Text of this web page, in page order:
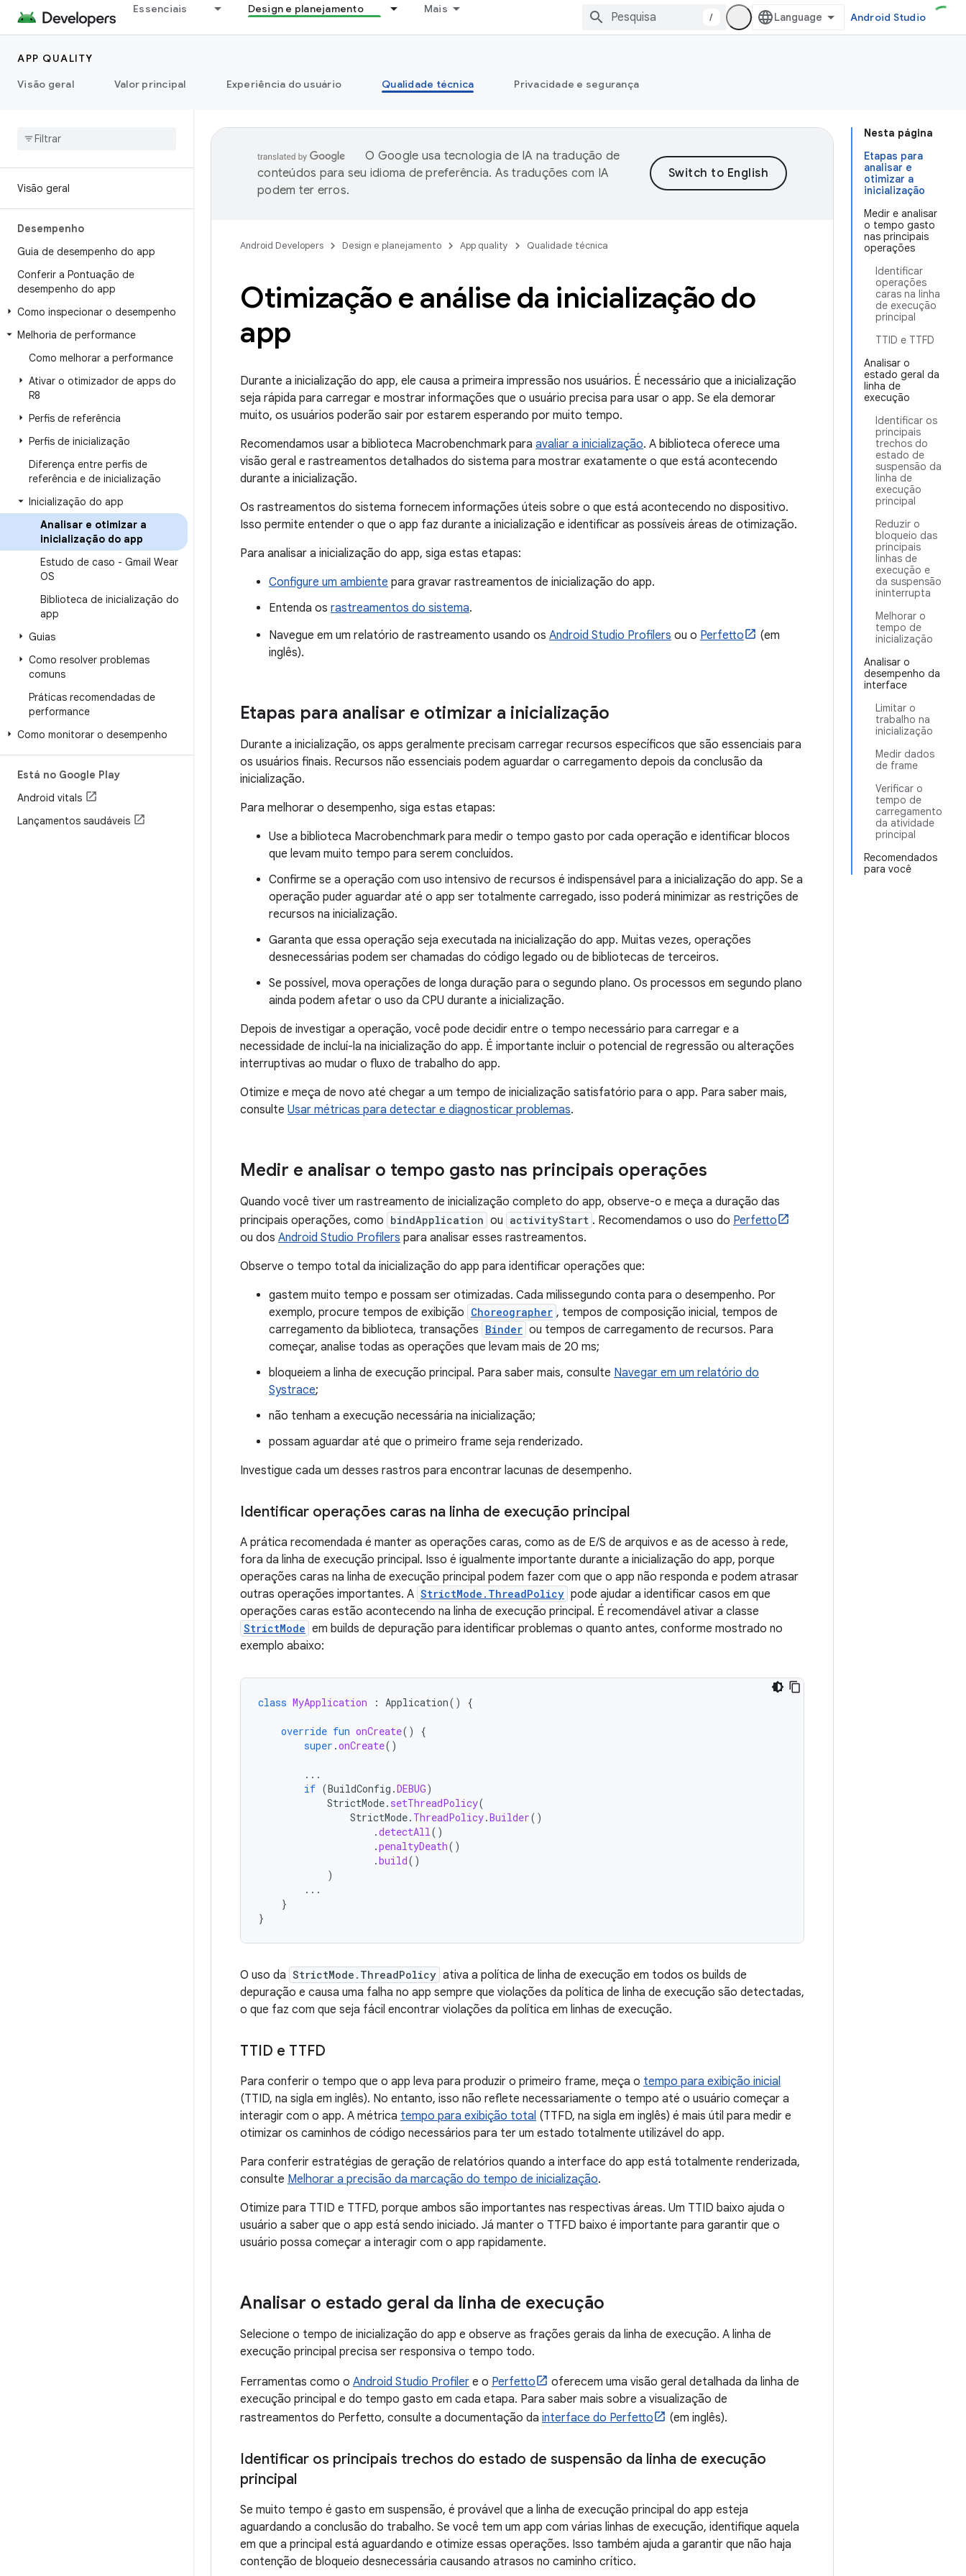
Essenciais Design e planejamento Mais
/ Android Studio
APP QUALITY
Visão geral
Valor principal Experiência do usuário Qualidade técnica Privacidade e segurança
Visão geral
Desempenho
Guia de desempenho do app
Conferir a Pontuação de
desempenho do app
Como inspecionar o desempenho
Melhoria de performance
Como melhorar a performance
Ativar o otimizador de apps do
R8
Perfis de referência
Perfis de inicialização
Diferença entre perfis de
referência e de inicialização
Inicialização do app
Analisar e otimizar a
inicialização do app
Estudo de caso - Gmail Wear
OS
Biblioteca de inicialização do
app
Guias
Como resolver problemas
comuns
Práticas recomendadas de
performance
Como monitorar o desempenho
Está no Google Play
Android vitals
Lançamentos saudáveis
Nesta página
Etapas para
analisar e
otimizar a
inicialização
Medir e analisar
o tempo gasto
nas principais
operações
Identificar
operações
caras na linha
de execução
principal
TTID e TTFD
Analisar o
estado geral da
linha de
execução
Identificar os
principais
trechos do
estado de
suspensão da
linha de
execução
principal
Reduzir o
bloqueio das
principais
linhas de
execução e
da suspensão
ininterrupta
Melhorar o
tempo de
inicialização
Analisar o
desempenho da
interface
Limitar o
trabalho na
inicialização
Medir dados
de frame
Verificar o
tempo de
carregamento
da atividade
principal
Recomendados
para você
O Google usa tecnologia de IA na tradução de
conteúdos para seu idioma de preferência. As traduções com IA
podem ter erros.
Android Developers Design e planejamento App quality Qualidade técnica
Otimização e análise da inicialização do
app
Durante a inicialização do app, ele causa a primeira impressão nos usuários. É necessário que a inicialização
seja rápida para carregar e mostrar informações que o usuário precisa para usar o app. Se ela demorar
muito, os usuários poderão sair por estarem esperando por muito tempo.
Recomendamos usar a biblioteca Macrobenchmark para avaliar a inicialização. A biblioteca oferece uma
visão geral e rastreamentos detalhados do sistema para mostrar exatamente o que está acontecendo
durante a inicialização.
Os rastreamentos do sistema fornecem informações úteis sobre o que está acontecendo no dispositivo.
Isso permite entender o que o app faz durante a inicialização e identificar as possíveis áreas de otimização.
Para analisar a inicialização do app, siga estas etapas:
Configure um ambiente para gravar rastreamentos de inicialização do app.
Entenda os rastreamentos do sistema.
Navegue em um relatório de rastreamento usando os Android Studio Profilers ou o Perfetto
(em
inglês).
Etapas para analisar e otimizar a inicialização
Durante a inicialização, os apps geralmente precisam carregar recursos específicos que são essenciais para
os usuários finais. Recursos não essenciais podem aguardar o carregamento depois da conclusão da
inicialização.
Para melhorar o desempenho, siga estas etapas:
Use a biblioteca Macrobenchmark para medir o tempo gasto por cada operação e identificar blocos
que levam muito tempo para serem concluídos.
Confirme se a operação com uso intensivo de recursos é indispensável para a inicialização do app. Se a
operação puder aguardar até o app ser totalmente carregado, isso poderá minimizar as restrições de
recursos na inicialização.
Garanta que essa operação seja executada na inicialização do app. Muitas vezes, operações
desnecessárias podem ser chamadas do código legado ou de bibliotecas de terceiros.
Se possível, mova operações de longa duração para o segundo plano. Os processos em segundo plano
ainda podem afetar o uso da CPU durante a inicialização.
Depois de investigar a operação, você pode decidir entre o tempo necessário para carregar e a
necessidade de incluí-la na inicialização do app. É importante incluir o potencial de regressão ou alterações
interruptivas ao mudar o fluxo de trabalho do app.
Otimize e meça de novo até chegar a um tempo de inicialização satisfatório para o app. Para saber mais,
consulte Usar métricas para detectar e diagnosticar problemas.
Medir e analisar o tempo gasto nas principais operações
Quando você tiver um rastreamento de inicialização completo do app, observe-o e meça a duração das
principais operações, como bindApplication ou activityStart . Recomendamos o uso do Perfetto
ou dos Android Studio Profilers para analisar esses rastreamentos.
Observe o tempo total da inicialização do app para identificar operações que:
gastem muito tempo e possam ser otimizadas. Cada milissegundo conta para o desempenho. Por
exemplo, procure tempos de exibição Choreographer , tempos de composição inicial, tempos de
carregamento da biblioteca, transações Binder ou tempos de carregamento de recursos. Para
começar, analise todas as operações que levam mais de 20 ms;
bloqueiem a linha de execução principal. Para saber mais, consulte Navegar em um relatório do
Systrace;
não tenham a execução necessária na inicialização;
possam aguardar até que o primeiro frame seja renderizado.
Investigue cada um desses rastros para encontrar lacunas de desempenho.
Identificar operações caras na linha de execução principal
A prática recomendada é manter as operações caras, como as de E/S de arquivos e as de acesso à rede,
fora da linha de execução principal. Isso é igualmente importante durante a inicialização do app, porque
operações caras na linha de execução principal podem fazer com que o app não responda e podem atrasar
outras operações importantes. A StrictMode.ThreadPolicy pode ajudar a identificar casos em que
operações caras estão acontecendo na linha de execução principal. É recomendável ativar a classe
StrictMode em builds de depuração para identificar problemas o quanto antes, conforme mostrado no
exemplo abaixo:
class MyApplication : Application() {
override fun onCreate()
{
super .onCreate()
...
if (BuildConfig .DEBUG)
StrictMode. setThreadPolicy(
StrictMode. ThreadPolicy.Builder()
.detectAll()
.penaltyDeath()
.build()
)
...
}
}
O uso da StrictMode.ThreadPolicy ativa a política de linha de execução em todos os builds de
depuração e causa uma falha no app sempre que violações da política de linha de execução são detectadas,
o que faz com que seja fácil encontrar violações da política em linhas de execução.
TTID e TTFD
Para conferir o tempo que o app leva para produzir o primeiro frame, meça o tempo para exibição inicial
(TTID, na sigla em inglês). No entanto, isso não reflete necessariamente o tempo até o usuário começar a
interagir com o app. A métrica tempo para exibição total (TTFD, na sigla em inglês) é mais útil para medir e
otimizar os caminhos de código necessários para ter um estado totalmente utilizável do app.
Para conferir estratégias de geração de relatórios quando a interface do app está totalmente renderizada,
consulte Melhorar a precisão da marcação do tempo de inicialização.
Otimize para TTID e TTFD, porque ambos são importantes nas respectivas áreas. Um TTID baixo ajuda o
usuário a saber que o app está sendo iniciado. Já manter o TTFD baixo é importante para garantir que o
usuário possa começar a interagir com o app rapidamente.
Analisar o estado geral da linha de execução
Selecione o tempo de inicialização do app e observe as frações gerais da linha de execução. A linha de
execução principal precisa ser responsiva o tempo todo.
Ferramentas como o Android Studio Profiler e o Perfetto
oferecem uma visão geral detalhada da linha de
execução principal e do tempo gasto em cada etapa. Para saber mais sobre a visualização de
rastreamentos do Perfetto, consulte a documentação da interface do Perfetto (em inglês).
Identificar os principais trechos do estado de suspensão da linha de execução
principal
Se muito tempo é gasto em suspensão, é provável que a linha de execução principal do app esteja
aguardando a conclusão do trabalho. Se você tem um app com várias linhas de execução, identifique aquela
em que a principal está aguardando e otimize essas operações. Isso também ajuda a garantir que não haja
contenção de bloqueio desnecessária causando atrasos no caminho crítico.